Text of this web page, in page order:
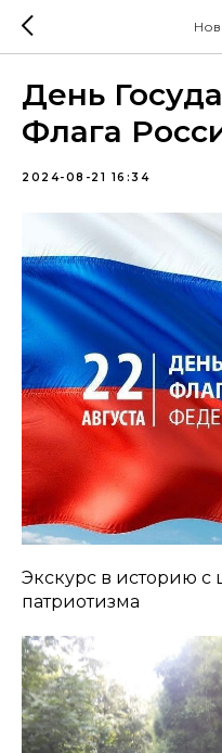
День
Флага
2024-08-21 16:34
Экскурс в историю с
патриотизма